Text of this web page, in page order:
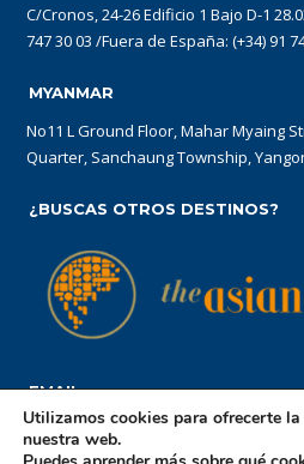
C/Cronos, 24-26 Edificio 1 Bajo D-1
747 30 03 /Fuera de España: (+34) 91
MYANMAR
No11 L Ground Floor, Mahar Myaing
Quarter, Sanchaung Township,
¿BUSCAS OTROS DESTINOS?
EMAIL
reservations@theasiancontinent.com
Utilizamos cookies para ofrecerte
nuestra web.